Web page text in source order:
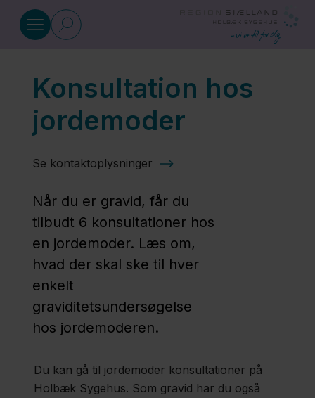
Graviditet
Egen
læge
Ambulatorium
for gravide
(svangre) 06-
Konsultation
jordemoder
Konsultation hos
jordemoder
Se kontaktoplysninger
Når du er gravid, får du
tilbudt 6 konsultationer hos
en jordemoder. Læs om,
hvad der skal ske til hver
enkelt
graviditetsundersøgelse
hos jordemoderen.
Du kan gå til jordemoder konsultationer på
Holbæk Sygehus. Som gravid har du også